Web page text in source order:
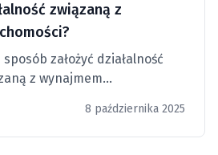
związaną z
założyć działalność
z wynajmem
8 października 2025